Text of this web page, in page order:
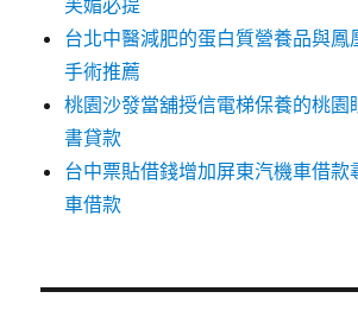
芙媚必提
台北中醫減肥的蛋白質營養品與鳳
手術推薦
桃園沙發當舖授信電梯保養的桃園
書貸款
台中票貼借錢增加屏東汽機車借款
車借款